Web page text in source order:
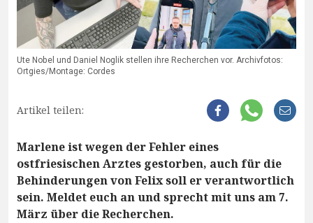
Ute Nobel und Daniel Noglik stellen ihre Recherchen vor. Archivfotos:
Ortgies/Montage: Cordes
Artikel teilen:
Marlene ist wegen der Fehler eines
ostfriesischen Arztes gestorben, auch für die
Behinderungen von Felix soll er verantwortlich
sein. Meldet euch an und sprecht mit uns am 7.
März über die Recherchen.